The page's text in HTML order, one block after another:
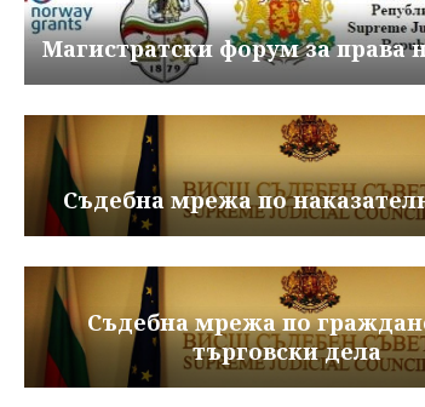
Магистратски форум за права
Съдебна мрежа по
Съдебна мрежа по
търговски дела